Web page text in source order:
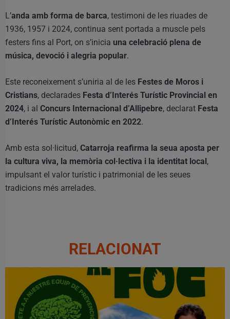
L’anda amb forma de barca, testimoni de les riuades de
1936, 1957 i 2024, continua sent portada a muscle pels
festers fins al Port, on s’inicia una celebració plena de
música, devoció i alegria popular.
Este reconeixement s’uniria al de les Festes de Moros i
Cristians, declarades Festa d’Interés Turístic Provincial en
2024, i al Concurs Internacional d’Allipebre, declarat Festa
d’Interés Turístic Autonòmic en 2022.
Amb esta sol·licitud, Catarroja reafirma la seua aposta per
la cultura viva, la memòria col·lectiva i la identitat local ,
impulsant el valor turístic i patrimonial de les seues
tradicions més arrelades.
RELACIONAT